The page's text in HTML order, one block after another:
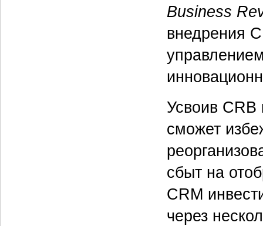
Business
внедрения
Усвоив CRB
сможет
сбыт на
CRM
через